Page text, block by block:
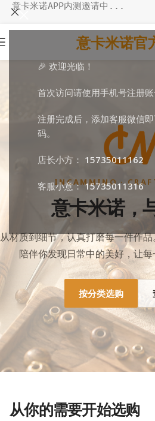
🎉 欢迎光临！
首次访问请使用手机号注册账
注册完成后，添加客服微信
码。
店长小方： 15735011162
客服小意：15735011316
意卡米诺APP内测邀请中...
意卡米诺官
INCAMMINO ·
意卡米诺，
从材质到细节，认真打磨每一件作
陪伴你发现日常中的美好，让
按分类选购
从你的需要开始选购